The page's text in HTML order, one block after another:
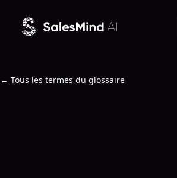
← Tous les termes du glossaire